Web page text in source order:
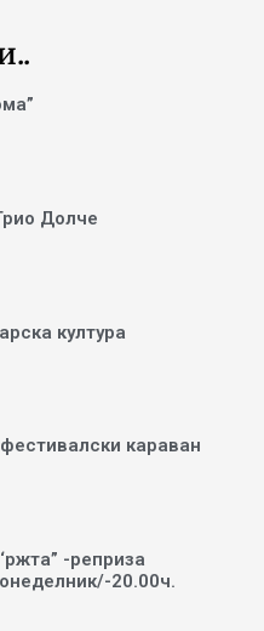
Долче
култура
караван
-реприза
20.00ч.